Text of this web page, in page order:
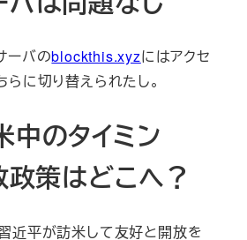
ーバのblockthis.xyzにはアクセ
らに切り替えられたし。
中のタイミン
政策はどこへ？
近平が訪米して友好と開放を